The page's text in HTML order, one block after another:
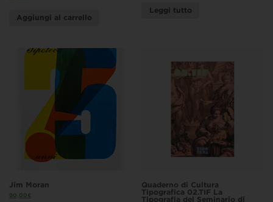
Aggiungi al carrello
Leggi tutto
Jim Moran
90,00€
Quaderno di Cultura
Tipografica 02.TIF La
Tipografia del Seminario di